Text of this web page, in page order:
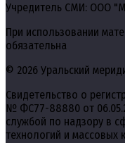
Учредитель СМИ: ООО
При использовании
обязательна
© 2026 Уральский
Свидетельство о
№ ФС77-88880 от
службой по надзору в
технологий и массовых